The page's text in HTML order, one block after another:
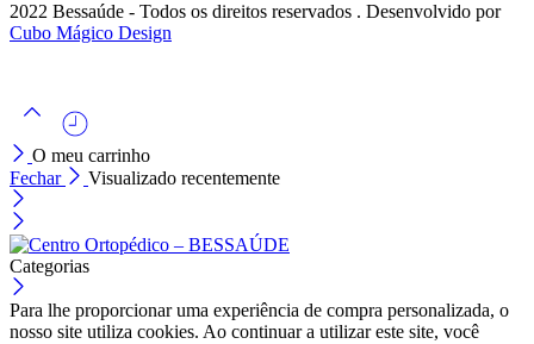
2022 Bessaúde - Todos os direitos reservados . Desenvolvido por
Cubo Mágico Design
O meu carrinho
Fechar
Visualizado recentemente
Categorias
Para lhe proporcionar uma experiência de compra personalizada, o
nosso site utiliza cookies. Ao continuar a utilizar este site, você